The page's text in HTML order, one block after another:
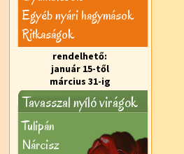
Egyéb nyári hagymások
Ritkaságok
rendelhető:
január 15-től
március 31-ig
Tavasszal nyíló virágok
Tulipán
Nárcisz